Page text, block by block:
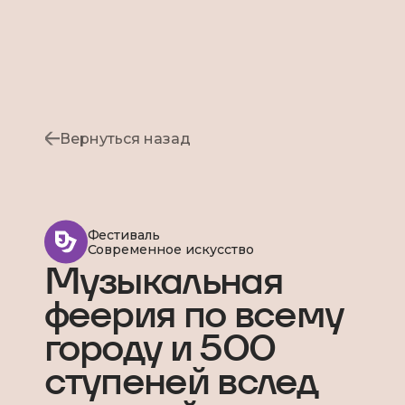
Вернуться назад
Фестиваль
Современное искусство
Музыкальная
феерия по всему
городу и 500
ступеней вслед